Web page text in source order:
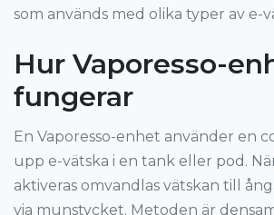
som används med olika typer av e-
Hur Vaporesso-
fungerar
En Vaporesso-enhet använder en
upp e-vätska i en tank eller pod.
aktiveras omvandlas vätskan till
via munstycket. Metoden är